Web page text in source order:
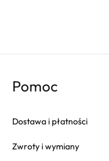
Converse
Crocs
Eastpak
Fila
Pomoc
Dostawa i płatności
Zwroty i wymiany